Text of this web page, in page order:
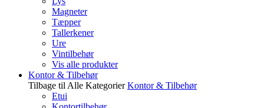
Magneter
Tæpper
Tallerkener
Ure
Vintilbehør
Vis alle produkter
Kontor & Tilbehør
Tilbage til Alle Kategorier Kontor & Tilbehør
Etui